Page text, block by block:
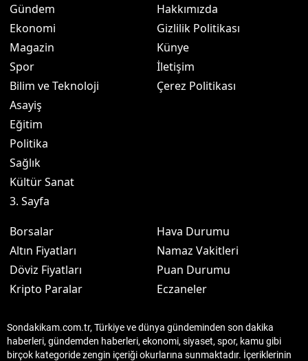
Gündem
Ekonomi
Magazin
Spor
Bilim ve Teknoloji
Asayiş
Eğitim
Politika
Sağlık
Kültür Sanat
3. Sayfa
Hakkımızda
Gizlilik Politikası
Künye
İletişim
Çerez Politikası
Borsalar
Altın Fiyatları
Döviz Fiyatları
Kripto Paralar
Hava Durumu
Namaz Vakitleri
Puan Durumu
Eczaneler
Sondakikam.com.tr, Türkiye ve dünya gündeminden son dakika
haberleri, gündemden haberleri, ekonomi, siyaset, spor, kamu gibi
birçok kategoride zengin içeriği okurlarına sunmaktadır. İçeriklerinin